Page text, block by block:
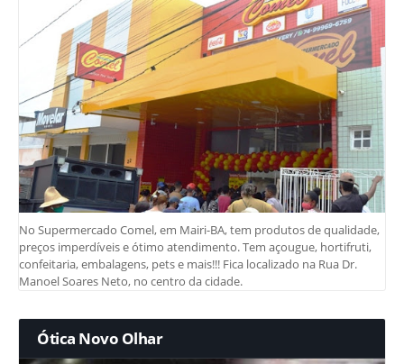
No Supermercado Comel, em Mairi-BA, tem produtos de qualidade,
preços imperdíveis e ótimo atendimento. Tem açougue, hortifruti,
confeitaria, embalagens, pets e mais!!! Fica localizado na Rua Dr.
Manoel Soares Neto, no centro da cidade.
Ótica Novo Olhar